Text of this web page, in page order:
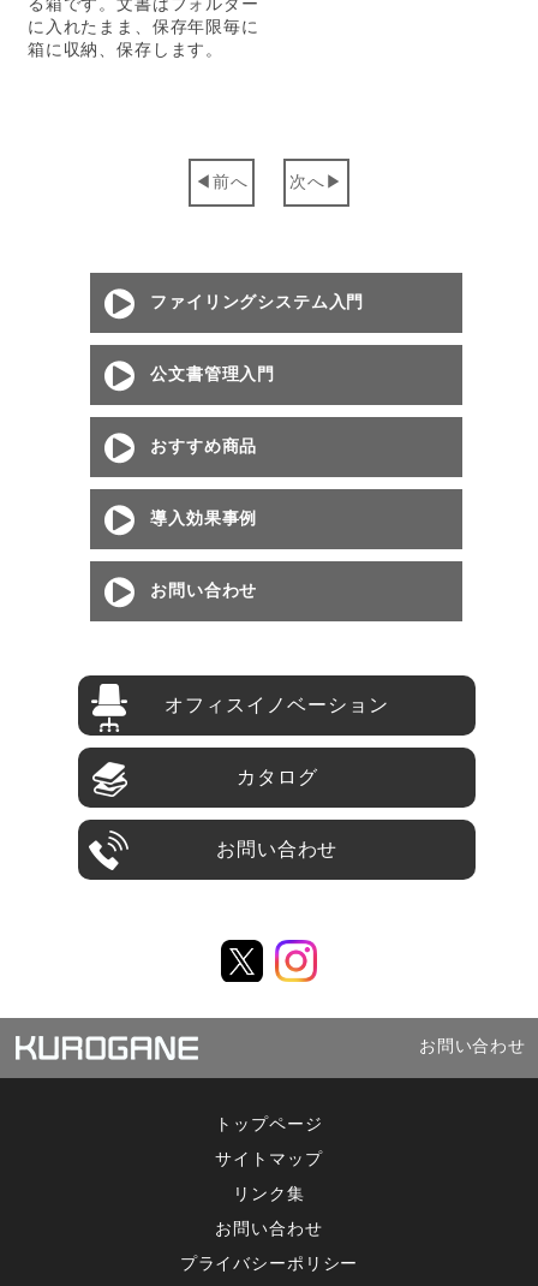
る箱です。文書はフォルダー
に入れたまま、保存年限毎に
箱に収納、保存します。
前へ 次へ
ファイリングシステム入門
公文書管理入門
おすすめ商品
導入効果事例
お問い合わせ
オフィスイノベーション
カタログ
お問い合わせ
お問い合わせ
トップページ
サイトマップ
リンク集
お問い合わせ
プライバシーポリシー